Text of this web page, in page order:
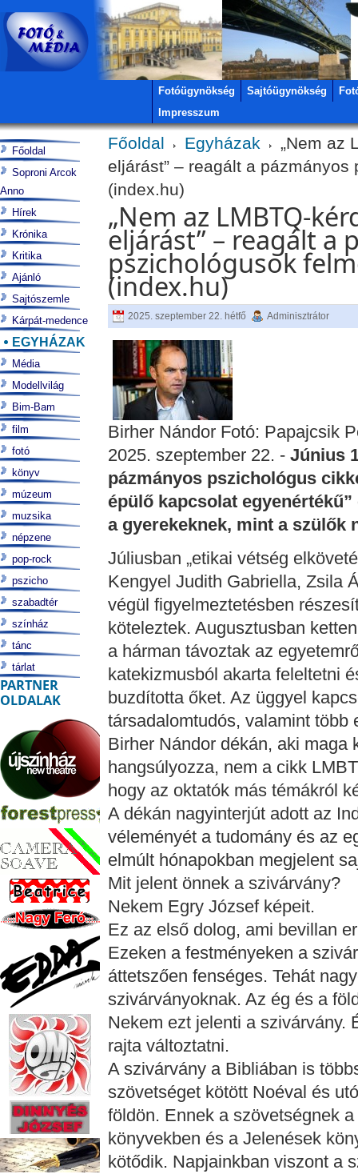
Fotóügynökség Sajtóügynökség
Impresszum
Főoldal Egyházak
„Nem az
eljárást” – reagált a
(index.hu)
„Nem az LMBTQ-
eljárást” – reagált a
pszichológusok
(index.hu)
2025. szeptember 22. hétfő Adminisztrátor
Birher Nándor Fotó: Papajcsik
2025. szeptember 22. - Június
pázmányos pszichológus
épülő kapcsolat
a gyerekeknek, mint a szülők
Júliusban „etikai vétség
Kengyel Judith Gabriella, Zsila
végül figyelmeztetésben
köteleztek. Augusztusban
a hárman távoztak az
katekizmusból akarta feleltetni
buzdította őket. Az üggyel
társadalomtudós, valamint
Birher Nándor dékán, aki maga
hangsúlyozza, nem a cikk
hogy az oktatók más témákról
A dékán nagyinterjút adott az
véleményét a tudomány és az
elmúlt hónapokban megjelent
Mit jelent önnek a szivárvány?
Nekem Egry József képeit.
Ez az első dolog, ami bevillan
Ezeken a festményeken a
áttetszően fenséges. Tehát
szivárványoknak. Az ég és a
Nekem ezt jelenti a szivárvány.
rajta változtatni.
A szivárvány a Bibliában is
szövetséget kötött Noéval és
földön. Ennek a szövetségnek
könyvekben és a Jelenések
kötődik. Napjainkban viszont a
Főoldal
Soproni Arcok
Anno
Hírek
Krónika
Kritika
Ajánló
Sajtószemle
Kárpát-medence
EGYHÁZAK
Média
Modellvilág
Bim-Bam
film
fotó
könyv
múzeum
muzsika
népzene
pop-rock
pszicho
szabadtér
színház
tánc
tárlat
PARTNER
OLDALAK